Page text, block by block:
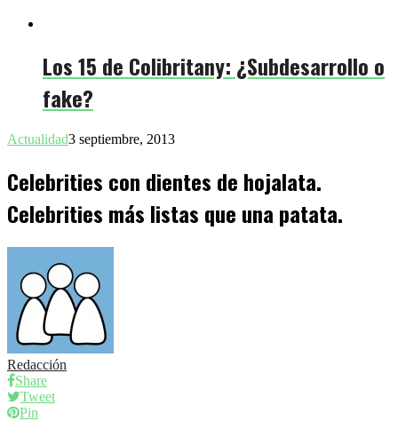
Los 15 de Colibritany: ¿Subdesarrollo o
fake?
Actualidad3 septiembre, 2013
Celebrities con dientes de hojalata.
Celebrities más listas que una patata.
Redacción
Share
Tweet
Pin